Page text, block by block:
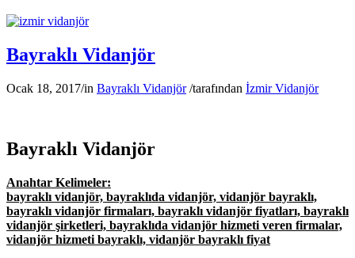
Bayraklı Vidanjör
Ocak 18, 2017/in Bayraklı Vidanjör /tarafından İzmir Vidanjör
Bayraklı Vidanjör
Anahtar Kelimeler:
bayraklı vidanjör, bayraklıda vidanjör, vidanjör bayraklı,
bayraklı vidanjör firmaları, bayraklı vidanjör fiyatları, bayraklı
vidanjör şirketleri, bayraklıda vidanjör hizmeti veren firmalar,
vidanjör hizmeti bayraklı, vidanjör bayraklı fiyat